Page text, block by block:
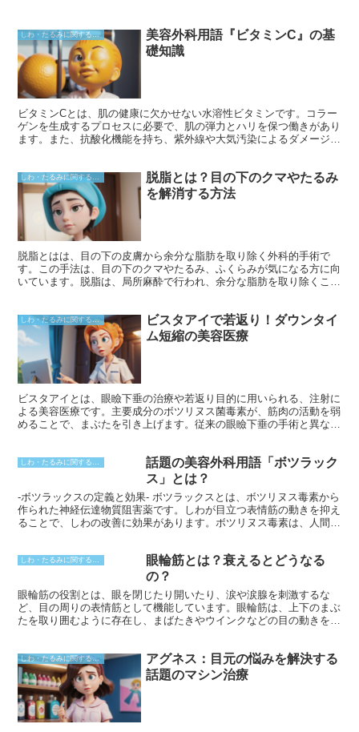
しわ・たるみに関すること
美容外科用語『ビタミンC』の基
礎知識
ビタミンCとは、肌の健康に欠かせない水溶性ビタミンです。コラー
ゲンを生成するプロセスに必要で、肌の弾力とハリを保つ働きがあり
ます。また、抗酸化機能を持ち、紫外線や大気汚染によるダメージか
脱脂とは？目の下のクマやたるみ
を解消する方法
脱脂とはは、目の下の皮膚から余分な脂肪を取り除く外科的手術で
す。この手法は、目の下のクマやたるみ、ふくらみが気になる方に向
いています。脱脂は、局所麻酔で行われ、余分な脂肪を取り除くこと
しわ・たるみに関すること
ビスタアイで若返り！ダウンタイ
ム短縮の美容医療
ビスタアイとは、眼瞼下垂の治療や若返り目的に用いられる、注射に
よる美容医療です。主要成分のボツリヌス菌毒素が、筋肉の活動を弱
めることで、まぶたを引き上げます。従来の眼瞼下垂の手術と異な
ます。
話題の美容外科用語「ボツラック
ス」とは？
-ボツラックスの定義と効果- ボツラックスとは、ボツリヌス毒素から
作られた神経伝達物質阻害薬です。しわが目立つ表情筋の動きを抑え
ることで、しわの改善に効果があります。ボツリヌス毒素は、人間の
クス注射では、極細の針を使って少量のボツラックスを表情筋に注入
します。注射後は、しわが目立つ部分の筋肉が麻痺し、しわが一時的
に改善されます。効果は通常、1週間ほどで現れ、3～4ヶ月ほど持続
します。
しわ・たるみに関すること
眼輪筋とは？衰えるとどうなる
の？
眼輪筋の役割とは、眼を閉じたり開いたり、涙や涙腺を刺激するな
ど、目の周りの表情筋として機能しています。眼輪筋は、上下のまぶ
たを取り囲むように存在し、まばたきやウインクなどの目の動きを可
しわ・たるみに関すること
アグネス：目元の悩みを解決する
話題のマシン治療